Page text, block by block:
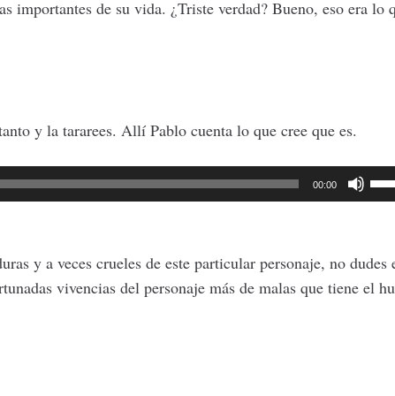
importantes de su vida. ¿Triste verdad? Bueno, eso era lo
y la tararees. Allí Pablo cuenta lo que cree que es.
00:00
las
y a veces crueles de este particular personaje, no dudes
vivencias del personaje más de malas que tiene el